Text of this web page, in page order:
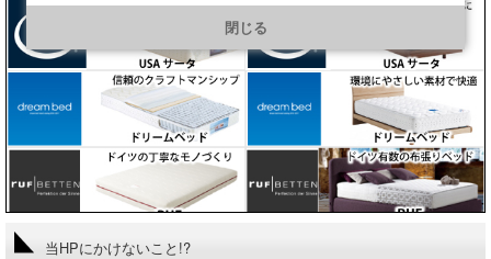
当HPにかけないこと!?
https://line.me/R/ti/p/@901ptzjz
閉じる